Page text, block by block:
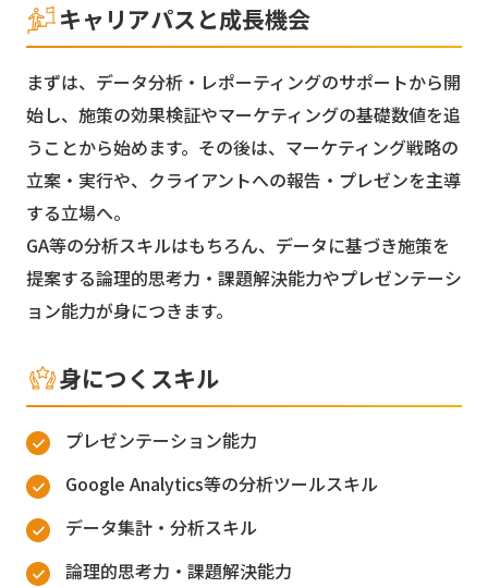
キャリアパスと成長機会
まずは、データ分析・レポーティングのサポートから開
始し、施策の効果検証やマーケティングの基礎数値を追
うことから始めます。その後は、マーケティング戦略の
立案・実行や、クライアントへの報告・プレゼンを主導
する立場へ。
GA等の分析スキルはもちろん、データに基づき施策を
提案する論理的思考力・課題解決能力やプレゼンテーシ
ョン能力が身につきます。
身につくスキル
プレゼンテーション能力
Google Analytics等の分析ツールスキル
データ集計・分析スキル
論理的思考力・課題解決能力